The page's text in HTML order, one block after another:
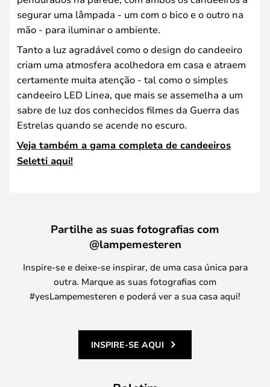
segurar uma lâmpada - um com o bico e o outro na
mão - para iluminar o ambiente.
Tanto a luz agradável como o design do candeeiro
criam uma atmosfera acolhedora em casa e atraem
certamente muita atenção - tal como o simples
candeeiro LED Linea, que mais se assemelha a um
sabre de luz dos conhecidos filmes da Guerra das
Estrelas quando se acende no escuro.
Veja também a gama completa de candeeiros
Seletti aqui!
Partilhe as suas fotografias com
@lampemesteren
Inspire-se e deixe-se inspirar, de uma casa única para
outra. Marque as suas fotografias com
#yesLampemesteren e poderá ver a sua casa aqui!
INSPIRE-SE AQUI